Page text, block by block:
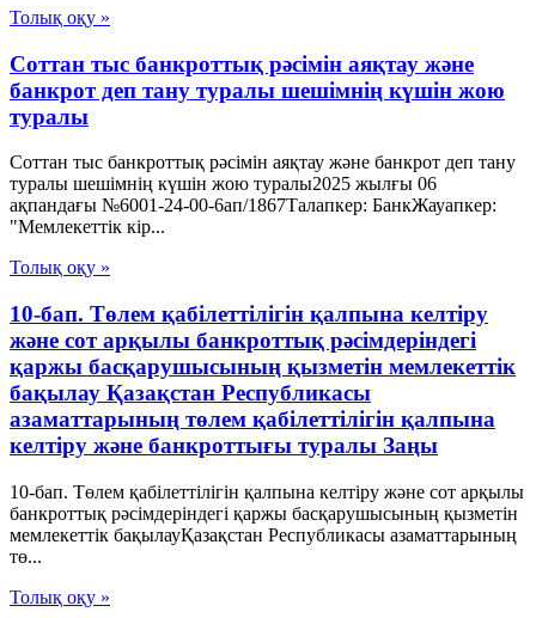
Толық оқу »
Соттан тыс банкроттық рәсімін аяқтау және
банкрот деп тану туралы шешімнің күшін жою
туралы
Соттан тыс банкроттық рәсімін аяқтау және банкрот деп тану
туралы шешімнің күшін жою туралы2025 жылғы 06
ақпандағы №6001-24-00-6ап/1867Талапкер: БанкЖауапкер:
"Мемлекеттік кір...
Толық оқу »
10-бап. Төлем қабілеттілігін қалпына келтіру
және сот арқылы банкроттық рәсімдеріндегі
қаржы басқарушысының қызметін мемлекеттік
бақылау Қазақстан Республикасы
азаматтарының төлем қабілеттілігін қалпына
келтіру және банкроттығы туралы Заңы
10-бап. Төлем қабілеттілігін қалпына келтіру және сот арқылы
банкроттық рәсімдеріндегі қаржы басқарушысының қызметін
мемлекеттік бақылауҚазақстан Республикасы азаматтарының
тө...
Толық оқу »